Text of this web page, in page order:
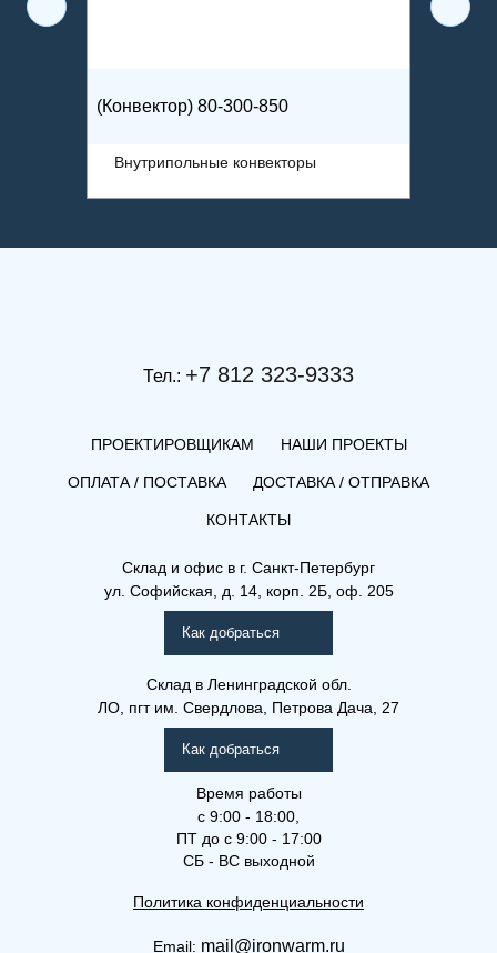
(Конвектор) 80-300-850
Внутрипольные конвекторы
Тел.: +7 812 323-9333
ПРОЕКТИРОВЩИКАМ НАШИ ПРОЕКТЫ
ОПЛАТА / ПОСТАВКА ДОСТАВКА / ОТПРАВКА
КОНТАКТЫ
Склад и офис в г. Санкт-Петербург
ул. Софийская, д. 14, корп. 2Б, оф. 205
Как добраться
Склад в Ленинградской обл.
ЛО, пгт им. Свердлова, Петрова Дача, 27
Как добраться
Время работы
с 9:00 - 18:00,
ПТ до с 9:00 - 17:00
СБ - ВС выходной
Политика конфиденциальности
Email: mail@ironwarm.ru